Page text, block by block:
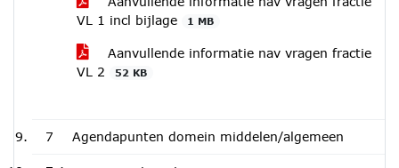
VL 1 incl bijlage
1 MB
Aanvullende informatie nav vragen fractie
VL 2
52 KB
7 Agendapunten domein middelen/algemeen